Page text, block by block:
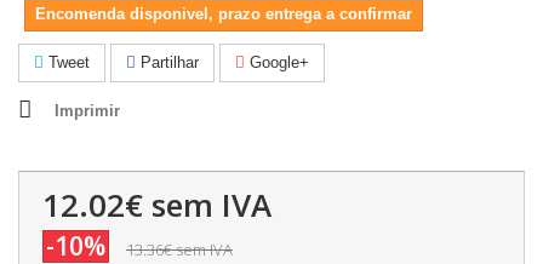
Encomenda disponivel, prazo entrega a confirmar
Tweet Partilhar Google+
Imprimir
12.02€ sem IVA
-10% 13.36€sem IVA